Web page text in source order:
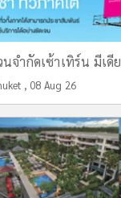
จำกัดเซ้าเทิร์น มีเดีย
, 08 Aug 26